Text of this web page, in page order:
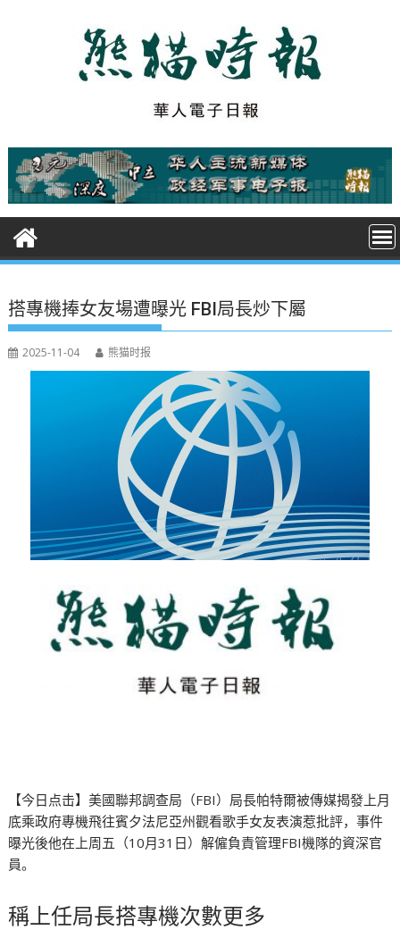
t
搭專機捧女友場遭曝光 FBI局長炒下屬
2025-11-04 熊猫时报
【今日点击】美國聯邦調查局（FBI）局長帕特爾被傳媒揭發上月
底乘政府專機飛往賓夕法尼亞州觀看歌手女友表演惹批評，事件
曝光後他在上周五（10月31日）解僱負責管理FBI機隊的資深官
員。
稱上任局長搭專機次數更多